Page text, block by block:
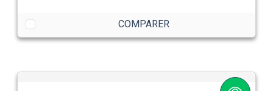
COMPARER